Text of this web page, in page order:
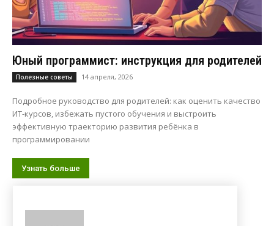
Юный программист: инструкция для родителей
Полезные советы 14 апреля, 2026
Подробное руководство для родителей: как оценить качество
ИТ-курсов, избежать пустого обучения и выстроить
эффективную траекторию развития ребёнка в
программировании
Узнать больше